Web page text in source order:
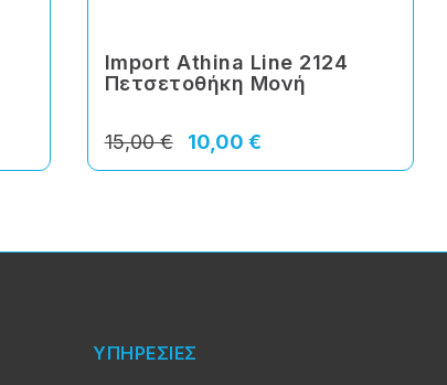
Import Athina Line 2124
Πετσετοθήκη Μονή
10,00 €
15,00 €
ΥΠΗΡΕΣΙΕΣ